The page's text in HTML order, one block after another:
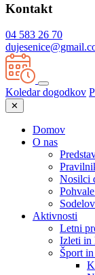
Kontakt
04 583 26 70
Koledar dogodkov
✕
Domov
O nas
Nosilci
Aktivnosti
Letni
Izleti in
Šport